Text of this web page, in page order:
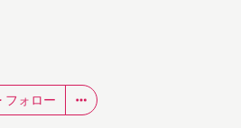
フォロー